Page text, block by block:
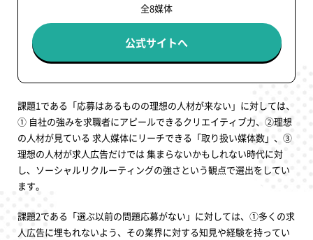
全8媒体
公式サイトへ
課題1である「応募はあるものの理想の人材が来ない」に対しては、
① 自社の強みを求職者にアピールできるクリエイティブ力、②理想
の人材が見ている 求人媒体にリーチできる「取り扱い媒体数」、③
理想の人材が求人広告だけでは 集まらないかもしれない時代に対
し、ソーシャルリクルーティングの強さという観点で選出をしてい
ます。
課題2である「選ぶ以前の問題応募がない」に対しては、①多くの求
人広告に埋もれないよう、その業界に対する知見や経験を持ってい